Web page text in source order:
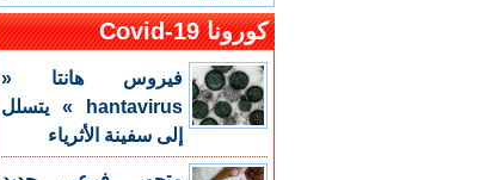
كورونا Covid-19
فيروس هانتا «
hantavirus » يتسلل
إلى سفينة الأثرياء